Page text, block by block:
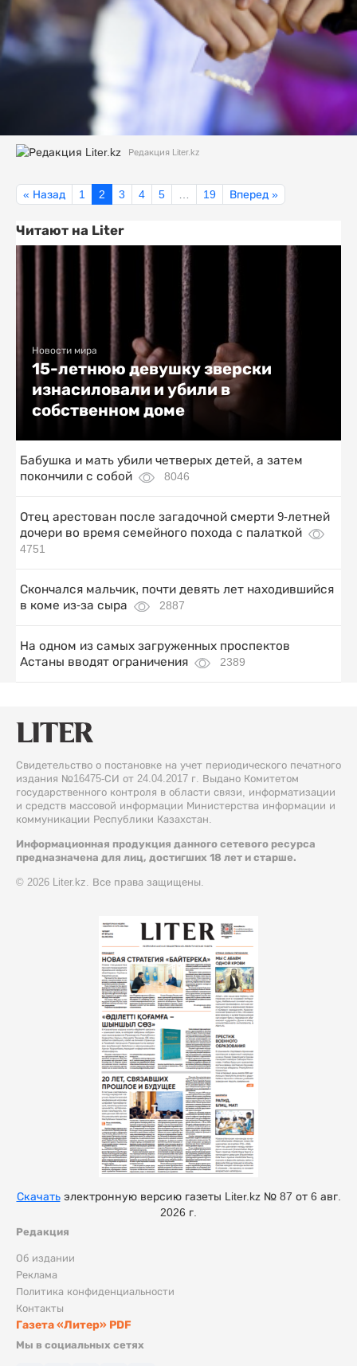
Редакция Liter.kz
« Назад 1 2 3 4 5 19 Вперед »
Читают на Liter
Новости мира
15-летнюю девушку зверски
изнасиловали и убили в
собственном доме
Бабушка и мать убили четверых детей, а затем
покончили с собой
8046
Отец арестован после загадочной смерти 9-летней
дочери во время семейного похода с палаткой
4751
Скончался мальчик, почти девять лет находившийся
в коме из-за сыра
2887
На одном из самых загруженных проспектов
Астаны вводят ограничения
2389
Свидетельство о постановке на учет периодического печатного
издания №16475-СИ от 24.04.2017 г. Выдано Комитетом
государственного контроля в области связи, информатизации
и средств массовой информации Министерства информации и
коммуникации Республики Казахстан.
Информационная продукция данного сетевого ресурса
предназначена для лиц, достигших 18 лет и старше.
© 2026 Liter.kz. Все права защищены.
Редакция
Об издании
Реклама
Политика конфиденциальности
Контакты
Газета «Литер» PDF
Мы в социальных сетях
Скачатьэлектронную версию газеты Liter.kz № 87 от 6 авг.
2026 г.